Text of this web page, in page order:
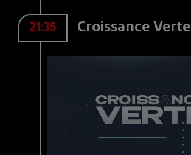
21:35 Croissance Verte